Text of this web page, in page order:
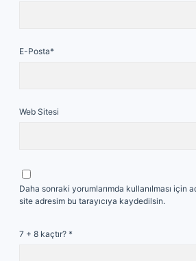
E-Posta*
Web Sitesi
Daha sonraki yorumlarımda kullanılması için
site adresim bu tarayıcıya kaydedilsin.
7 + 8 kaçtır? *